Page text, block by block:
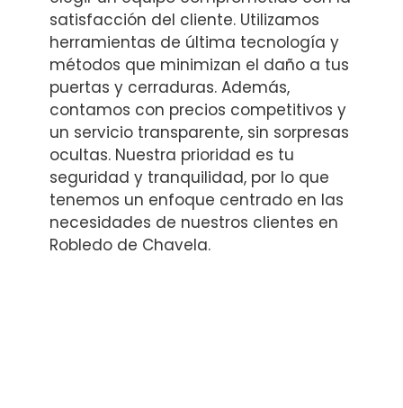
satisfacción del cliente. Utilizamos
herramientas de última tecnología y
métodos que minimizan el daño a tus
puertas y cerraduras. Además,
contamos con precios competitivos y
un servicio transparente, sin sorpresas
ocultas. Nuestra prioridad es tu
seguridad y tranquilidad, por lo que
tenemos un enfoque centrado en las
necesidades de nuestros clientes en
Robledo de Chavela.